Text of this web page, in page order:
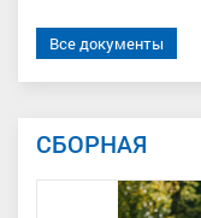
Все документы
СБОРНАЯ